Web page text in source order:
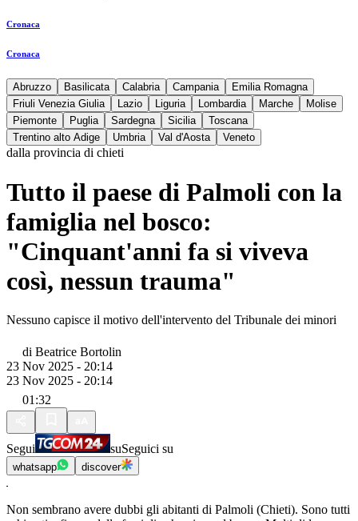
Cronaca
Cronaca
Abruzzo Basilicata Calabria Campania
Emilia Romagna
Friuli Venezia Giulia
Lazio Liguria Lombardia Marche
Molise
Piemonte
Puglia Sardegna Sicilia
Toscana
Trentino alto Adige
Umbria Val d'Aosta Veneto
dalla provincia di chieti
Tutto il paese di Palmoli con la
famiglia nel bosco:
"Cinquant'anni fa si viveva
così, nessun trauma"
Nessuno capisce il motivo dell'intervento del Tribunale dei minori
di Beatrice Bortolin
23 Nov 2025 - 20:14
23 Nov 2025 - 20:14
01:32
Segui suSeguici su
whatsapp discover
Non sembrano avere dubbi gli abitanti di Palmoli (Chieti). Sono tutti